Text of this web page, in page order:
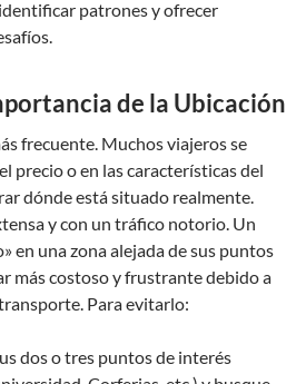
patrones y ofrecer
de la Ubicación
frecuente. Muchos viajeros se
precio o en las características del
dónde está situado realmente.
y con un tráfico notorio. Un
en una zona alejada de sus puntos
más costoso y frustrante debido a
Para evitarlo:
dos o tres puntos de interés